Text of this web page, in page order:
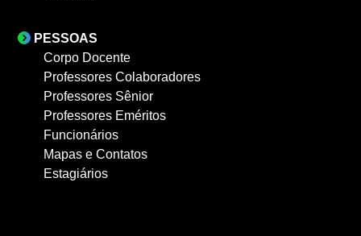
PESSOAS
Corpo Docente
Professores Colaboradores
Professores Sênior
Professores Eméritos
Funcionários
Mapas e Contatos
Estagiários